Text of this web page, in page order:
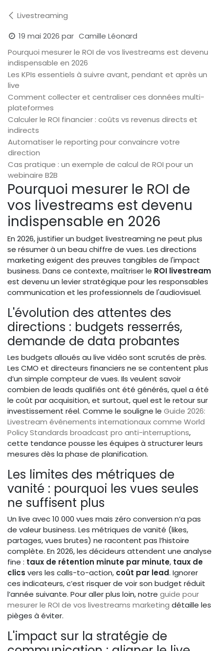
Livestreaming
19 mai 2026 par Camille Léonard
Pourquoi mesurer le ROI de vos livestreams est devenu
indispensable en 2026
Les KPIs essentiels à suivre avant, pendant et après un
live
Comment collecter et centraliser ces données multi-
plateformes
Calculer le ROI financier : coûts vs revenus directs et
indirects
Automatiser le reporting pour convaincre votre
direction
Cas pratique : un exemple de calcul de ROI pour un
webinaire B2B
Pourquoi mesurer le ROI de
vos livestreams est devenu
indispensable en 2026
En 2026, justifier un budget livestreaming ne peut plus
se résumer à un beau chiffre de vues. Les directions
marketing exigent des preuves tangibles de l'impact
business. Dans ce contexte, maîtriser le ROI livestream
est devenu un levier stratégique pour les responsables
communication et les professionnels de l'audiovisuel.
L'évolution des attentes des
directions : budgets resserrés,
demande de data probantes
Les budgets alloués au live vidéo sont scrutés de près.
Les CMO et directeurs financiers ne se contentent plus
d’un simple compteur de vues. Ils veulent savoir
combien de leads qualifiés ont été générés, quel a été
le coût par acquisition, et surtout, quel est le retour sur
investissement réel. Comme le souligne le Guide 2026:
Livestream événements internationaux comme World
Policy Standards broadcast pro anti-interruptions,
cette tendance pousse les équipes à structurer leurs
mesures dès la phase de planification.
Les limites des métriques de
vanité : pourquoi les vues seules
ne suffisent plus
Un live avec 10 000 vues mais zéro conversion n’a pas
de valeur business. Les métriques de vanité (likes,
partages, vues brutes) ne racontent pas l’histoire
complète. En 2026, les décideurs attendent une analyse
fine : taux de rétention minute par minute, taux de
clics vers les calls-to-action, coût par lead. Ignorer
ces indicateurs, c’est risquer de voir son budget réduit
l’année suivante. Pour aller plus loin, notre guide pour
mesurer le ROI de vos livestreams marketing détaille les
pièges à éviter.
L'impact sur la stratégie de